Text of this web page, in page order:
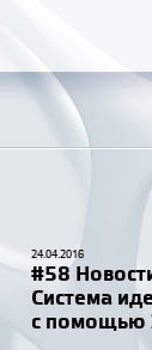
24.04.2016
#58
Система
с помощью